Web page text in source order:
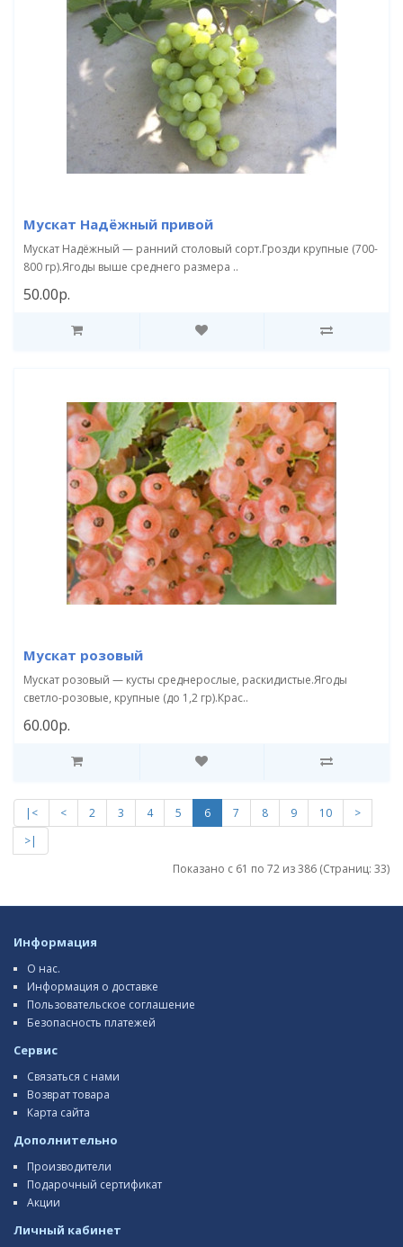
Мускат Надёжный привой
Мускат Надёжный — ранний столовый сорт.Грозди крупные (700-
800 гр).Ягоды выше среднего размера ..
50.00р.
Мускат розовый
Мускат розовый — кусты среднерослые, раскидистые.Ягоды
светло-розовые, крупные (до 1,2 гр).Крас..
60.00р.
|< < 2 3 4 5 6 7 8 9 10
>
>|
Показано с 61 по 72 из 386 (Страниц: 33)
Информация
О нас.
Информация о доставке
Пользовательское соглашение
Безопасность платежей
Сервис
Связаться с нами
Возврат товара
Карта сайта
Дополнительно
Производители
Подарочный сертификат
Акции
Личный кабинет